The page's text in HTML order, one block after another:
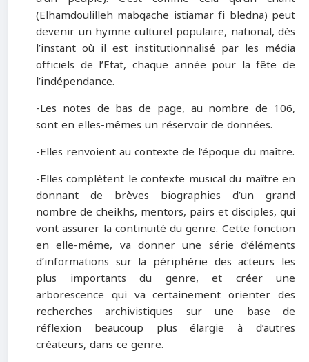
(Elhamdoulilleh mabqache istiamar fi bledna) peut
devenir un hymne culturel populaire, national, dès
l’instant où il est institutionnalisé par les média
officiels de l’Etat, chaque année pour la fête de
l’indépendance.
-Les notes de bas de page, au nombre de 106,
sont en elles-mêmes un réservoir de données.
-Elles renvoient au contexte de l’époque du maître.
-Elles complètent le contexte musical du maître en
donnant de brèves biographies d’un grand
nombre de cheikhs, mentors, pairs et disciples, qui
vont assurer la continuité du genre. Cette fonction
en elle-même, va donner une série d’éléments
d’informations sur la périphérie des acteurs les
plus importants du genre, et créer une
arborescence qui va certainement orienter des
recherches archivistiques sur une base de
réflexion beaucoup plus élargie à d’autres
créateurs, dans ce genre.